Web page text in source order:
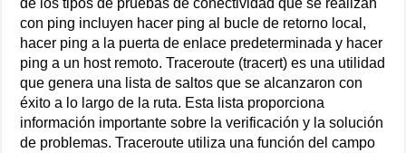
con ping incluyen hacer ping al bucle de retorno local,
hacer ping a la puerta de enlace predeterminada y hacer
ping a un host remoto. Traceroute (tracert) es una utilidad
que genera una lista de saltos que se alcanzaron con
éxito a lo largo de la ruta. Esta lista proporciona
información importante sobre la verificación y la solución
de problemas. Traceroute utiliza una función del campo